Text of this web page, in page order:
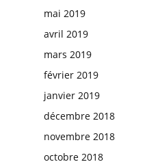
mai 2019
avril 2019
mars 2019
février 2019
janvier 2019
décembre 2018
novembre 2018
octobre 2018